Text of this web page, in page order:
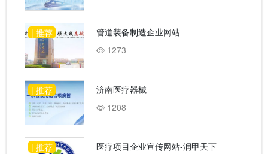
| 推荐
管道装备制造企业网站
1273
| 推荐
济南医疗器械
1208
| 推荐
医疗项目企业宣传网站-润甲天下